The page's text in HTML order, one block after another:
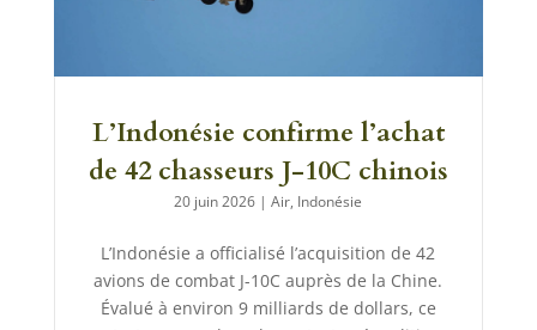
L’Indonésie confirme l’achat
de 42 chasseurs J-10C chinois
20 juin 2026 |Air, Indonésie
L’Indonésie a officialisé l’acquisition de 42
avions de combat J-10C auprès de la Chine.
Évalué à environ 9 milliards de dollars, ce